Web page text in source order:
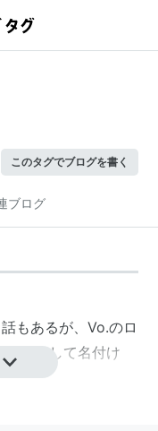
このタグでブログを書く
ブログ
もあるが、Vo.のロ
メージして名付け